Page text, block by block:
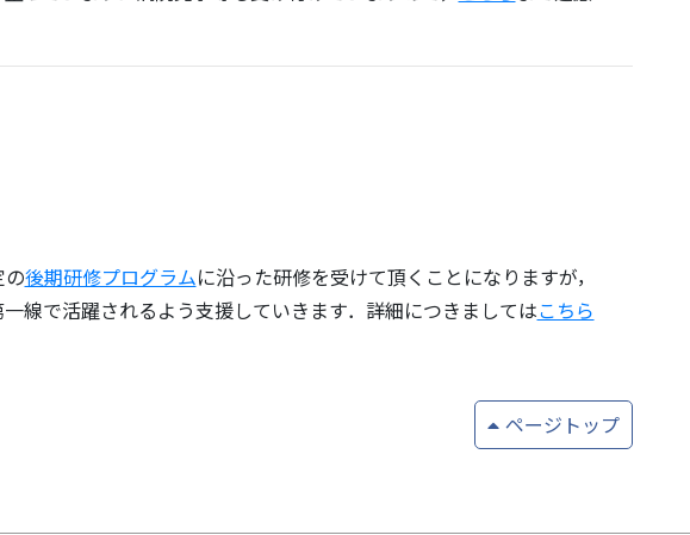
後期研修プログラムに沿った研修を受けて頂くことになりますが，
線で活躍されるよう支援していきます．詳細につきましてはこちら
ページトップ